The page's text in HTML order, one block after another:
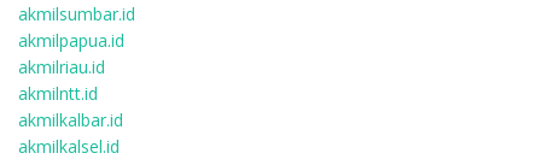
akmilsumbar.id
akmilpapua.id
akmilriau.id
akmilntt.id
akmilkalbar.id
akmilkalsel.id